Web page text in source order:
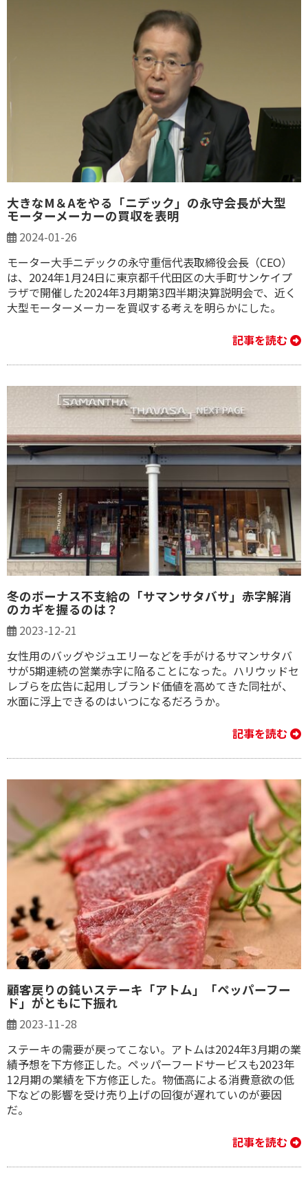
大きなM＆Aをやる「ニデック」の永守会長が大型
モーターメーカーの買収を表明
2024-01-26
モーター大手ニデックの永守重信代表取締役会長（CEO）
は、2024年1月24日に東京都千代田区の大手町サンケイプ
ラザで開催した2024年3月期第3四半期決算説明会で、近く
大型モーターメーカーを買収する考えを明らかにした。
記事を読む
冬のボーナス不支給の「サマンサタバサ」赤字解消
のカギを握るのは？
2023-12-21
女性用のバッグやジュエリーなどを手がけるサマンサタバ
サが5期連続の営業赤字に陥ることになった。ハリウッドセ
レブらを広告に起用しブランド価値を高めてきた同社が、
水面に浮上できるのはいつになるだろうか。
記事を読む
顧客戻りの鈍いステーキ「アトム」「ペッパーフー
ド」がともに下振れ
2023-11-28
ステーキの需要が戻ってこない。アトムは2024年3月期の業
績予想を下方修正した。ペッパーフードサービスも2023年
12月期の業績を下方修正した。物価高による消費意欲の低
下などの影響を受け売り上げの回復が遅れていのが要因
だ。
記事を読む